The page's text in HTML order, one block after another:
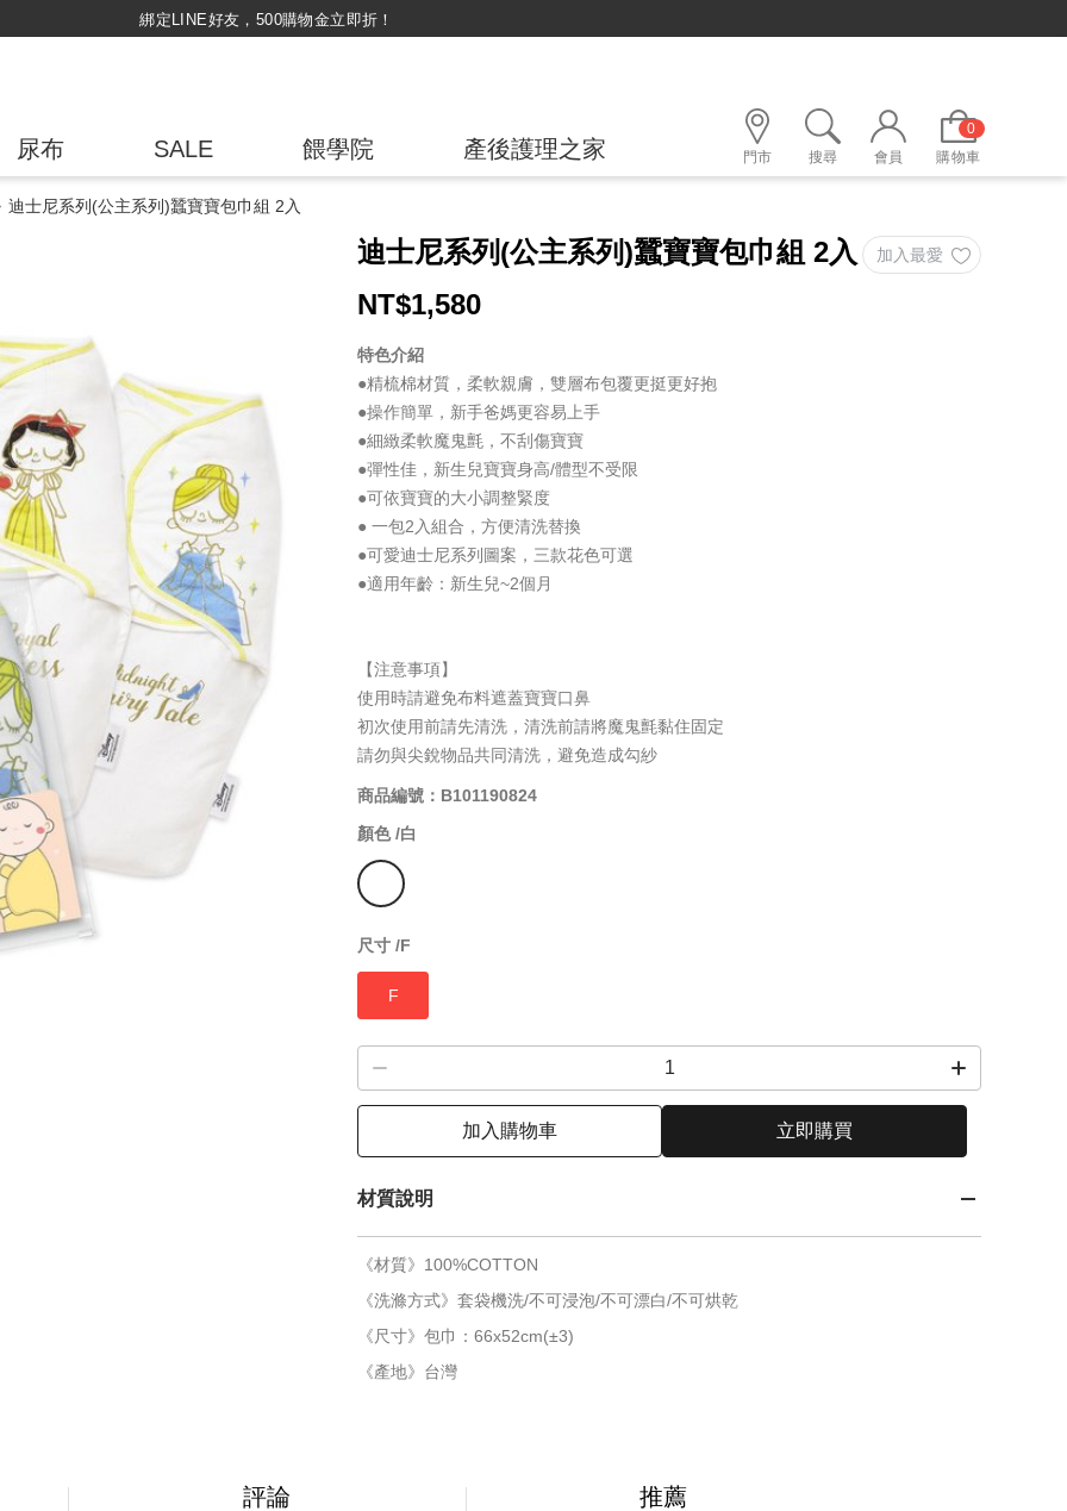
持媽媽手冊兌換媽媽禮｜超實用芬蘭箱免費領取 ~
尿布 SALE 餵學院 產後護理之家 門市 搜尋 會員
0
購物車
迪士尼系列(公主系列)蠶寶寶包巾組 2入
迪士尼系列(公主系列)蠶寶寶包巾組 2入
NT$1,580
特色介紹
●精梳棉材質，柔軟親膚，雙層布包覆更挺更好抱
●操作簡單，新手爸媽更容易上手
●細緻柔軟魔鬼氈，不刮傷寶寶
●彈性佳，新生兒寶寶身高/體型不受限
●可依寶寶的大小調整緊度
● 一包2入組合，方便清洗替換
●可愛迪士尼系列圖案，三款花色可選
●適用年齡：新生兒~2個月
【注意事項】
使用時請避免布料遮蓋寶寶口鼻
初次使用前請先清洗，清洗前請將魔鬼氈黏住固定
請勿與尖銳物品共同清洗，避免造成勾紗
商品編號：B101190824
顏色 /白
尺寸 /F
F
加入購物車 立即購買
材質說明
《材質》100%COTTON
《洗滌方式》套袋機洗/不可浸泡/不可漂白/不可烘乾
《尺寸》包巾：66x52cm(±3)
《產地》台灣
評論 推薦